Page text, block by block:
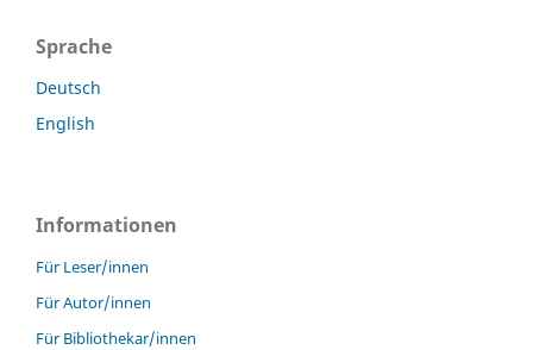
Sprache
Deutsch
English
Informationen
Für Leser/innen
Für Autor/innen
Für Bibliothekar/innen